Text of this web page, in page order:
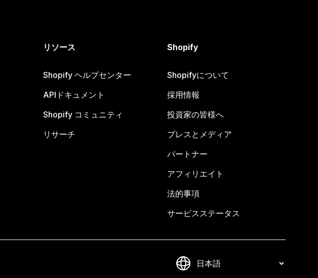
リソース
Shopify ヘルプセンター
APIドキュメント
Shopify コミュニティ
リサーチ
Shopify
Shopifyについて
採用情報
投資家の皆様へ
プレスとメディア
パートナー
アフィリエイト
法的事項
サービスステータス